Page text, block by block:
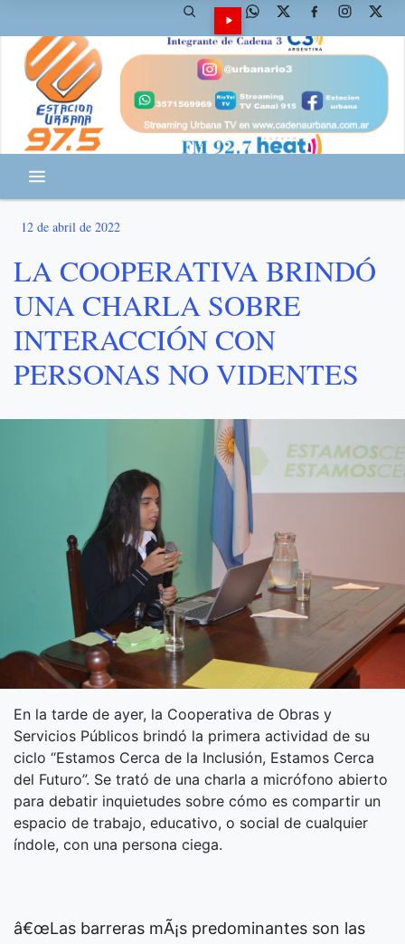
12 de abril de 2022
LA COOPERATIVA BRINDÓ
UNA CHARLA SOBRE
INTERACCIÓN CON
PERSONAS NO VIDENTES
En la tarde de ayer, la Cooperativa de Obras y
Servicios Públicos brindó la primera actividad de su
ciclo “Estamos Cerca de la Inclusión, Estamos Cerca
del Futuro”. Se trató de una charla a micrófono abierto
para debatir inquietudes sobre cómo es compartir un
espacio de trabajo, educativo, o social de cualquier
índole, con una persona ciega.
â€œLas barreras mÃ¡s predominantes son las